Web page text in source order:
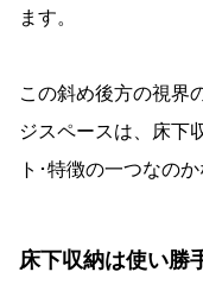
ます。
この斜め後方の視界
ジスペースは、床下
ト･特徴の一つなの
床下収納は使い勝